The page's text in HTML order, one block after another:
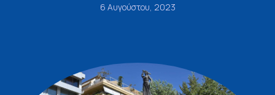
6 Αυγούστου, 2023